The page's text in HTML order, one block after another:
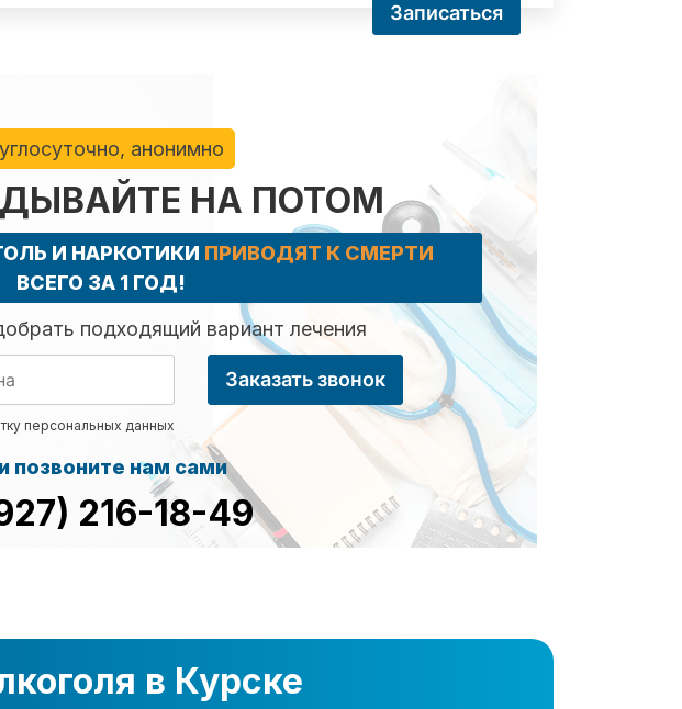
Записаться
анонимно
НА ПОТОМ
И НАРКОТИКИ ПРИВОДЯТ К СМЕРТИ
ВСЕГО ЗА 1 ГОД!
подходящий вариант лечения
персональных данных
Заказать звонок
позвоните нам сами
216-18-49
в Курске